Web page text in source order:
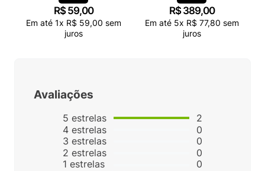
R$ 59,00
Em até 1x R$ 59,00 sem
juros
R$ 389,00
Em até 5x R$ 77,80 sem
juros
Avaliações
5 estrelas
4 estrelas
3 estrelas
2 estrelas
1 estrelas
2
0
0
0
0